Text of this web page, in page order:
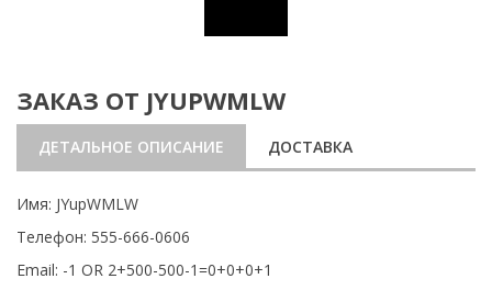
ЗАКАЗ ОТ JYUPWMLW
ДЕТАЛЬНОЕ ОПИСАНИЕ ДОСТАВКА
Имя: JYupWMLW
Телефон: 555-666-0606
Email: -1 OR 2+500-500-1=0+0+0+1